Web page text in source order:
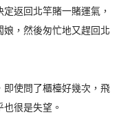
返回北竿賭一賭運氣，
，然後匆忙地又趕回北
使問了櫃檯好幾次，飛
很是失望。